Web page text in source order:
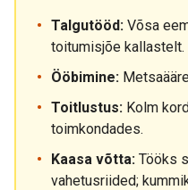
Talgutööd: Võsa
toitumisjõe kallastelt.
Ööbimine:
Toitlustus: Kolm
toimkondades.
Kaasa võtta: Tööks
vahetusriided;